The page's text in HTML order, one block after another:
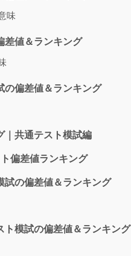
味
差値＆ランキング
の偏差値＆ランキング
｜共通テスト模試編
偏差値ランキング
試の偏差値＆ランキング
模試の偏差値＆ランキング